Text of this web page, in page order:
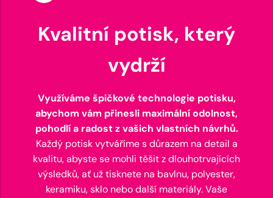
Kvalitní potisk, který
vydrží
Využíváme špičkové technologie potisku,
abychom vám přinesli maximální odolnost,
pohodlí a radost z vašich vlastních návrhů.
Každý potisk vytváříme s důrazem na detail a
kvalitu, abyste se mohli těšit z dlouhotrvajících
výsledků, ať už tisknete na bavlnu, polyester,
keramiku, sklo nebo další materiály. Vaše